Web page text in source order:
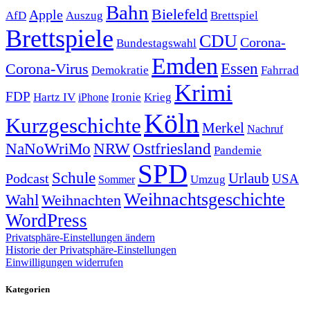
AfD Apple Auszug Bahn Bielefeld Brettspiel
Brettspiele Bundestagswahl CDUCorona-
Corona-Virus Demokratie Emden Essen Fahrrad
FDP Hartz IV iPhone Ironie Krieg Krimi
KurzgeschichteKöln Merkel Nachruf
NaNoWriMo NRWOstfriesland Pandemie
Podcast Schule Sommer SPD Umzug Urlaub USA
Wahl Weihnachten Weihnachtsgeschichte
WordPress
Privatsphäre-Einstellungen ändern
Historie der Privatsphäre-Einstellungen
Einwilligungen widerrufen
Kategorien